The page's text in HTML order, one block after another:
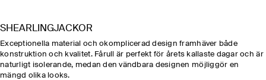
SHEARLINGJACKOR
Exceptionella material och okomplicerad design framhäver både
konstruktion och kvalitet. Fårull är perfekt för årets kallaste dagar och är
naturligt isolerande, medan den vändbara designen möjliggör en
mängd olika looks.